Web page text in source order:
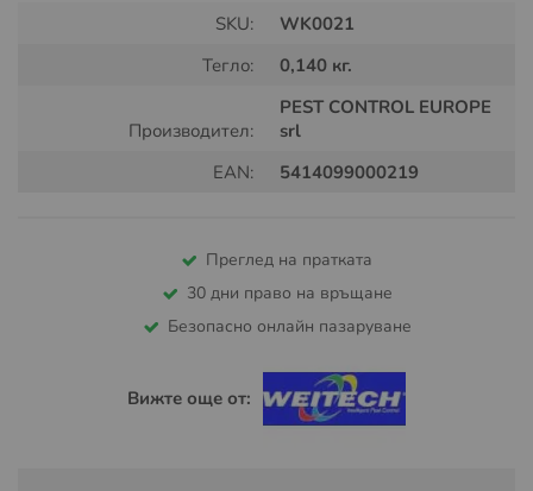
SKU:
WK0021
Тегло:
0,140 кг.
Производител:
PEST CONTROL EUROPE
srl
EAN:
5414099000219
Преглед на пратката
30 дни право на връщане
Безопасно онлайн пазаруване
Вижте още от: